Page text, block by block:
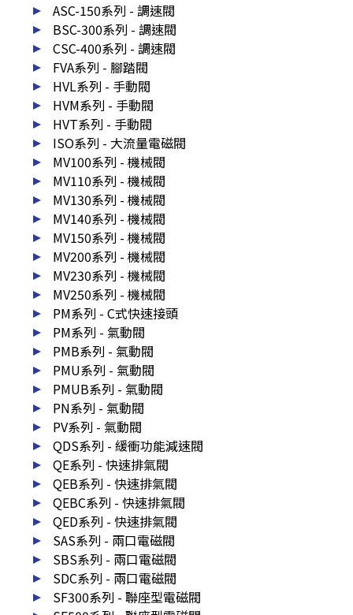
ASC-150系列 - 調速閥
BSC-300系列 - 調速閥
CSC-400系列 - 調速閥
FVA系列 - 腳踏閥
HVL系列 - 手動閥
HVM系列 - 手動閥
HVT系列 - 手動閥
ISO系列 - 大流量電磁閥
MV100系列 - 機械閥
MV110系列 - 機械閥
MV130系列 - 機械閥
MV140系列 - 機械閥
MV150系列 - 機械閥
MV200系列 - 機械閥
MV230系列 - 機械閥
MV250系列 - 機械閥
PM系列 - C式快速接頭
PM系列 - 氣動閥
PMB系列 - 氣動閥
PMU系列 - 氣動閥
PMUB系列 - 氣動閥
PN系列 - 氣動閥
PV系列 - 氣動閥
QDS系列 - 緩衝功能減速閥
QE系列 - 快速排氣閥
QEB系列 - 快速排氣閥
QEBC系列 - 快速排氣閥
QED系列 - 快速排氣閥
SAS系列 - 兩口電磁閥
SBS系列 - 兩口電磁閥
SDC系列 - 兩口電磁閥
SF300系列 - 聯座型電磁閥